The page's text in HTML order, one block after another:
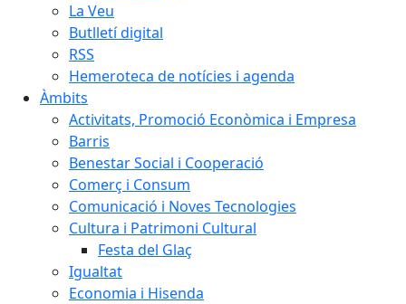
La Veu
Butlletí digital
RSS
Hemeroteca de notícies i agenda
Àmbits
Activitats, Promoció Econòmica i Empresa
Barris
Benestar Social i Cooperació
Comerç i Consum
Comunicació i Noves Tecnologies
Cultura i Patrimoni Cultural
Festa del Glaç
Igualtat
Economia i Hisenda